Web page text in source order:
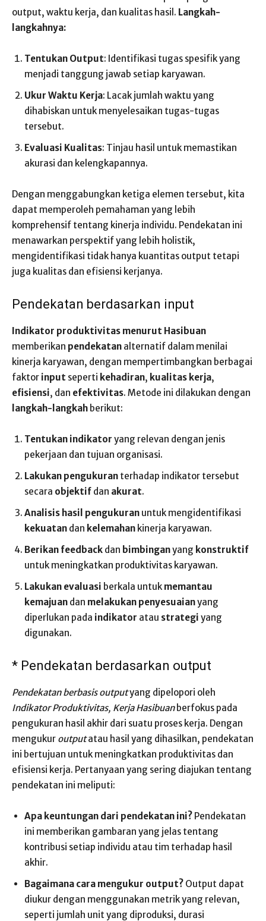
output, waktu kerja, dan kualitas hasil. Langkah-
langkahnya:
Tentukan Output: Identifikasi tugas spesifik yang
menjadi tanggung jawab setiap karyawan.
Ukur Waktu Kerja: Lacak jumlah waktu yang
dihabiskan untuk menyelesaikan tugas-tugas
tersebut.
Evaluasi Kualitas: Tinjau hasil untuk memastikan
akurasi dan kelengkapannya.
Dengan menggabungkan ketiga elemen tersebut, kita
dapat memperoleh pemahaman yang lebih
komprehensif tentang kinerja individu. Pendekatan ini
menawarkan perspektif yang lebih holistik,
mengidentifikasi tidak hanya kuantitas output tetapi
juga kualitas dan efisiensi kerjanya.
Pendekatan berdasarkan input
Indikator produktivitas menurut Hasibuan
memberikan pendekatan alternatif dalam menilai
kinerja karyawan, dengan mempertimbangkan berbagai
faktor input seperti kehadiran, kualitas kerja,
efisiensi, dan efektivitas. Metode ini dilakukan dengan
langkah-langkah berikut:
Tentukan indikator yang relevan dengan jenis
pekerjaan dan tujuan organisasi.
Lakukan pengukuran terhadap indikator tersebut
secara objektif dan akurat.
Analisis hasil pengukuran untuk mengidentifikasi
kekuatan dan kelemahan kinerja karyawan.
Berikan feedback dan bimbinganyang konstruktif
untuk meningkatkan produktivitas karyawan.
Lakukan evaluasi berkala untukmemantau
kemajuan dan melakukan penyesuaianyang
diperlukan pada indikator atau strategi yang
digunakan.
* Pendekatan berdasarkan output
Pendekatan berbasis outputyang dipelopori oleh
Indikator Produktivitas, Kerja Hasibuanberfokus pada
pengukuran hasil akhir dari suatu proses kerja. Dengan
mengukur outputatau hasil yang dihasilkan, pendekatan
ini bertujuan untuk meningkatkan produktivitas dan
efisiensi kerja. Pertanyaan yang sering diajukan tentang
pendekatan ini meliputi:
Apa keuntungan dari pendekatan ini? Pendekatan
ini memberikan gambaran yang jelas tentang
kontribusi setiap individu atau tim terhadap hasil
akhir.
Bagaimana cara mengukur output? Output dapat
diukur dengan menggunakan metrik yang relevan,
seperti jumlah unit yang diproduksi, durasi